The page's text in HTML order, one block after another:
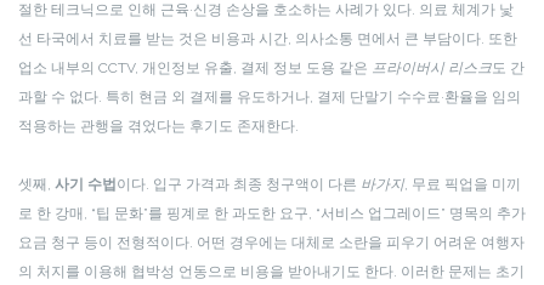
절한 테크닉으로 인해 근육·신경 손상을 호소하는 사례가 있다. 의료 체계가 낯
선 타국에서 치료를 받는 것은 비용과 시간, 의사소통 면에서 큰 부담이다. 또한
업소 내부의 CCTV, 개인정보 유출, 결제 정보 도용 같은 프라이버시 리스크도 간
과할 수 없다. 특히 현금 외 결제를 유도하거나, 결제 단말기 수수료·환율을 임의
적용하는 관행을 겪었다는 후기도 존재한다.
셋째, 사기 수법 이다. 입구 가격과 최종 청구액이 다른 바가지, 무료 픽업을 미끼
로 한 강매, “팁 문화”를 핑계로 한 과도한 요구, “서비스 업그레이드” 명목의 추가
요금 청구 등이 전형적이다. 어떤 경우에는 대체로 소란을 피우기 어려운 여행자
의 처지를 이용해 협박성 언동으로 비용을 받아내기도 한다. 이러한 문제는 초기